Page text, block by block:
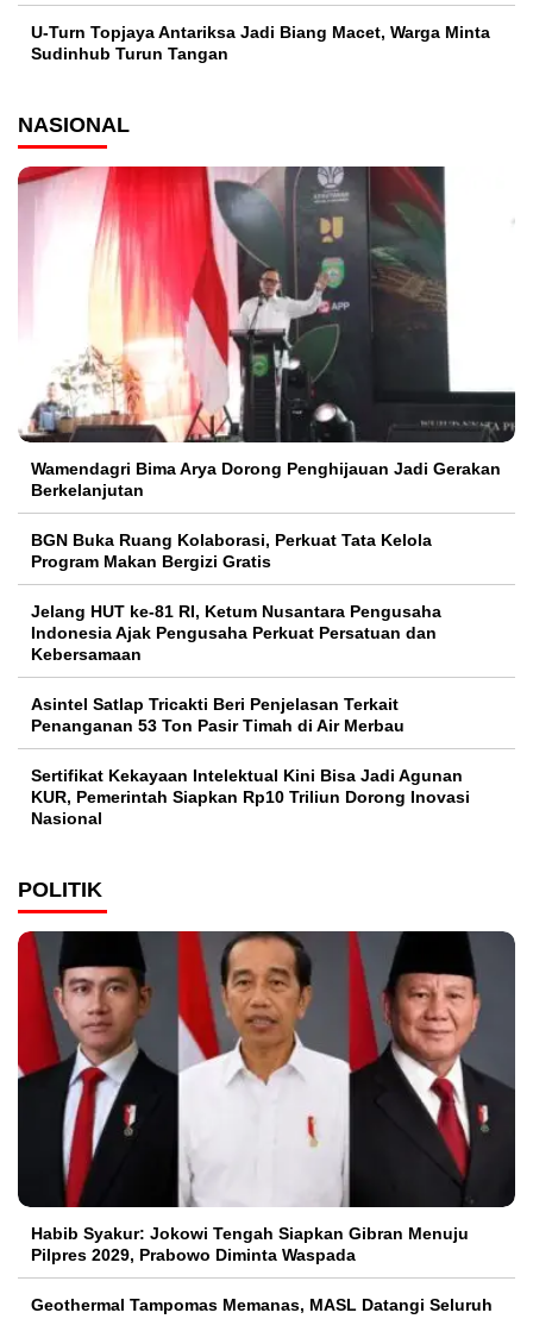
U-Turn Topjaya Antariksa Jadi Biang Macet, Warga Minta
Sudinhub Turun Tangan
NASIONAL
Wamendagri Bima Arya Dorong Penghijauan Jadi Gerakan
Berkelanjutan
BGN Buka Ruang Kolaborasi, Perkuat Tata Kelola
Program Makan Bergizi Gratis
Jelang HUT ke-81 RI, Ketum Nusantara Pengusaha
Indonesia Ajak Pengusaha Perkuat Persatuan dan
Kebersamaan
Asintel Satlap Tricakti Beri Penjelasan Terkait
Penanganan 53 Ton Pasir Timah di Air Merbau
Sertifikat Kekayaan Intelektual Kini Bisa Jadi Agunan
KUR, Pemerintah Siapkan Rp10 Triliun Dorong Inovasi
Nasional
POLITIK
Habib Syakur: Jokowi Tengah Siapkan Gibran Menuju
Pilpres 2029, Prabowo Diminta Waspada
Geothermal Tampomas Memanas, MASL Datangi Seluruh